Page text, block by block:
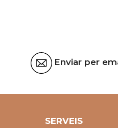
Enviar per
SERVEIS